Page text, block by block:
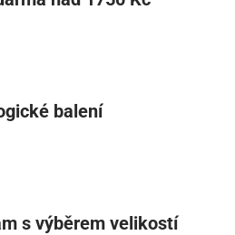
balení
s výběrem velikostí